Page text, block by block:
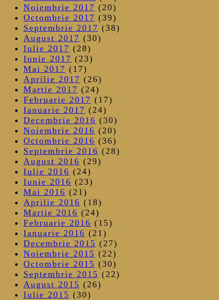
Noiembrie 2017 (20)
Octombrie 2017 (39)
Septembrie 2017 (38)
August 2017 (30)
Iulie 2017 (28)
Iunie 2017 (23)
Mai 2017 (17)
Aprilie 2017 (26)
Martie 2017 (24)
Februarie 2017 (17)
Ianuarie 2017 (24)
Decembrie 2016 (30)
Noiembrie 2016 (20)
Octombrie 2016 (36)
Septembrie 2016 (28)
August 2016 (29)
Iulie 2016 (24)
Iunie 2016 (23)
Mai 2016 (21)
Aprilie 2016 (18)
Martie 2016 (24)
Februarie 2016 (15)
Ianuarie 2016 (21)
Decembrie 2015 (27)
Noiembrie 2015 (22)
Octombrie 2015 (30)
Septembrie 2015 (22)
August 2015 (26)
Iulie 2015 (30)